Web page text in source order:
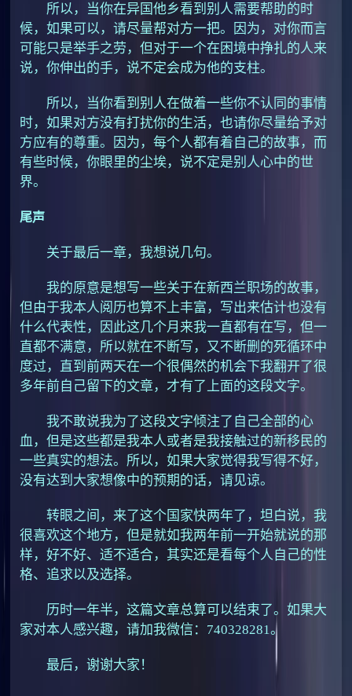
所以，当你在异国他乡看到别人需要帮助的时
候，如果可以，请尽量帮对方一把。因为，对你而言
可能只是举手之劳，但对于一个在困境中挣扎的人来
说，你伸出的手，说不定会成为他的支柱。
所以，当你看到别人在做着一些你不认同的事情
时，如果对方没有打扰你的生活，也请你尽量给予对
方应有的尊重。因为，每个人都有着自己的故事，而
有些时候，你眼里的尘埃，说不定是别人心中的世
界。
尾声
关于最后一章，我想说几句。
我的原意是想写一些关于在新西兰职场的故事，
但由于我本人阅历也算不上丰富，写出来估计也没有
什么代表性，因此这几个月来我一直都有在写，但一
直都不满意，所以就在不断写，又不断删的死循环中
度过，直到前两天在一个很偶然的机会下我翻开了很
多年前自己留下的文章，才有了上面的这段文字。
我不敢说我为了这段文字倾注了自己全部的心
血，但是这些都是我本人或者是我接触过的新移民的
一些真实的想法。所以，如果大家觉得我写得不好，
没有达到大家想像中的预期的话，请见谅。
转眼之间，来了这个国家快两年了，坦白说，我
很喜欢这个地方，但是就如我两年前一开始就说的那
样，好不好、适不适合，其实还是看每个人自己的性
格、追求以及选择。
历时一年半，这篇文章总算可以结束了。如果大
家对本人感兴趣，请加我微信：740328281。
最后，谢谢大家！